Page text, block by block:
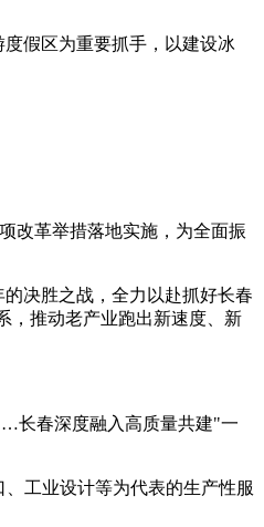
假区为重要抓手，以建设冰
改革举措落地实施，为全面振
决胜之战，全力以赴抓好长春
，推动老产业跑出新速度、新
长春深度融入高质量共建"一
工业设计等为代表的生产性服